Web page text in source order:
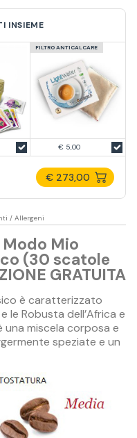
INSIEME
FILTRO ANTICALCARE
€ 5,00
€ 273,00
/ Allergeni
Mio
(30 scatole
GRATUITA
è caratterizzato
le Robusta dell’Africa e
una miscela corposa e
speziate e un